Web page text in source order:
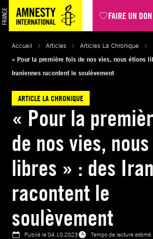
FAIRE UN DON
Aller
au
contenu
Accueil Articles
Articles La Chronique
« Pour la première fois de nos vies, nous étions
Iraniennes racontent le soulèvement
ARTICLE LA CHRONIQUE
« Pour la
de nos vies,
libres » : des
racontent le
soulèvement
Publié le04.10.2023
Temps de lecture